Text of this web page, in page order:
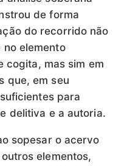
de forma
do recorrido não
no elemento
cogita, mas sim em
que, em seu
para
delitiva e a autoria.
sopesar o acervo
elementos,